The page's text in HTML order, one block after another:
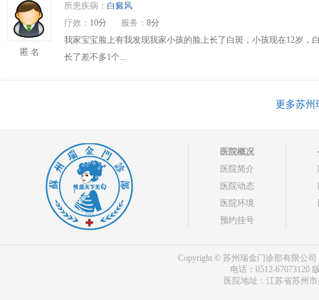
匿 名
所患疾病： 白癜风
疗效： 10分 服务： 8分
我家宝宝脸上有我发现我家小孩的脸上长了白斑，小孩现在12岁
长了差不多1个...
更多苏州
医院概况
医院简介
医院动态
医院环境
预约挂号
Copyright © 苏州瑞金门诊部有限公司
电话：0512-67073120
医院地址：江苏省苏州